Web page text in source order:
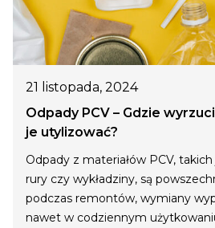
21 listopada, 2024
Odpady PCV – Gdzie
je utylizować?
Odpady z materiałów PCV,
rury czy wykładziny, są
podczas remontów, wymiany
nawet w codziennym